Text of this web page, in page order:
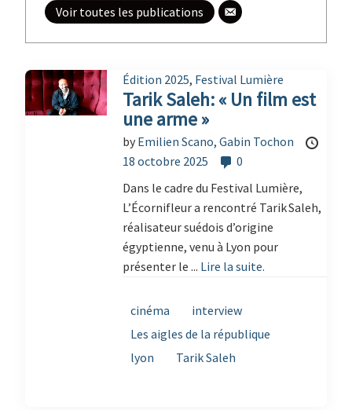
Voir toutes les publications
Édition 2025, Festival Lumière
Tarik Saleh: « Un film est
une arme »
by Emilien Scano, Gabin Tochon
18 octobre 2025
0
Dans le cadre du Festival Lumière,
L’Écornifleur a rencontré Tarik Saleh,
réalisateur suédois d’origine
égyptienne, venu à Lyon pour
présenter le ... Lire la suite.
cinéma
interview
Les aigles de la république
lyon
Tarik Saleh